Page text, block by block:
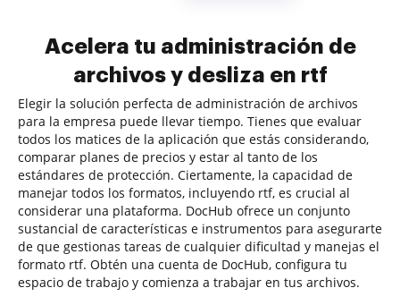
Acelera tu administración de
archivos y desliza en rtf
Elegir la solución perfecta de administración de archivos
para la empresa puede llevar tiempo. Tienes que evaluar
todos los matices de la aplicación que estás considerando,
comparar planes de precios y estar al tanto de los
estándares de protección. Ciertamente, la capacidad de
manejar todos los formatos, incluyendo rtf, es crucial al
considerar una plataforma. DocHub ofrece un conjunto
sustancial de características e instrumentos para asegurarte
de que gestionas tareas de cualquier dificultad y manejas el
formato rtf. Obtén una cuenta de DocHub, configura tu
espacio de trabajo y comienza a trabajar en tus archivos.